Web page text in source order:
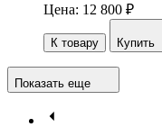
Цена: 12 800 ₽
К товару Купить
Показать еще